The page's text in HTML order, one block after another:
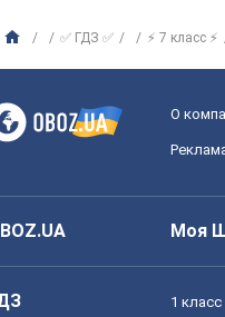
✅ ГДЗ ✅ ⚡ 7 класс ⚡
О
Моя
1 класс